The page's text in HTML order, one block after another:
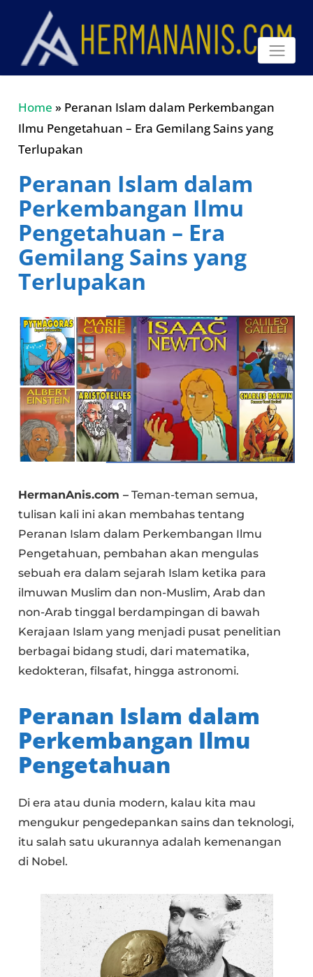
Home » Peranan Islam dalam Perkembangan
Ilmu Pengetahuan – Era Gemilang Sains yang
Terlupakan
Peranan Islam dalam
Perkembangan Ilmu
Pengetahuan – Era
Gemilang Sains yang
Terlupakan
HermanAnis.com – Teman-teman semua,
tulisan kali ini akan membahas tentang
Peranan Islam dalam Perkembangan Ilmu
Pengetahuan, pembahan akan mengulas
sebuah era dalam sejarah Islam ketika para
ilmuwan Muslim dan non-Muslim, Arab dan
non-Arab tinggal berdampingan di bawah
Kerajaan Islam yang menjadi pusat penelitian
berbagai bidang studi, dari matematika,
kedokteran, filsafat, hingga astronomi.
Peranan Islam dalam
Perkembangan Ilmu
Pengetahuan
Di era atau dunia modern, kalau kita mau
mengukur pengedepankan sains dan teknologi,
itu salah satu ukurannya adalah kemenangan
di Nobel.